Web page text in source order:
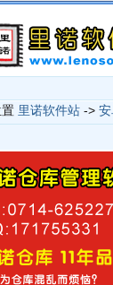
里诺软件站 ->